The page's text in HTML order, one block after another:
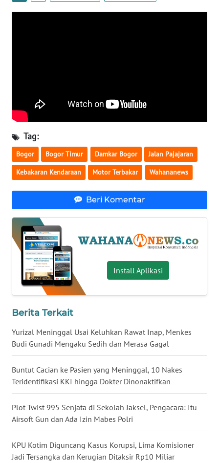
Tag:
Bogor Bogor Timur Damkar Bogor Jalan Pajajaran
Kebakaran Kendaraan Motor Terbakar Wahananews
Beri Komentar
Install Aplikasi
Berita Terkait
Yurizal Meninggal Usai Keluhkan Rawat Inap, Menkes
Budi Gunadi Mengaku Sedih dan Merasa Gagal
Buntut Cacian ke Pasien yang Meninggal, 10 Nakes
Teridentifikasi KKI hingga Dokter Dinonaktifkan
Plot Twist 995 Senjata di Sekolah Jaksel, Pengacara: Itu
Airsoft Gun dan Ada Izin Mabes Polri
KPU Kotim Diguncang Kasus Korupsi, Lima Komisioner
Jadi Tersangka dan Kerugian Ditaksir Rp10 Miliar
WN
WN
SULTRA
WN
NTB
SULBAR
WN
BABEL
WN
WN
SUMSEL
WN
BENGKULU
WN
LAMPUNG
JATENG